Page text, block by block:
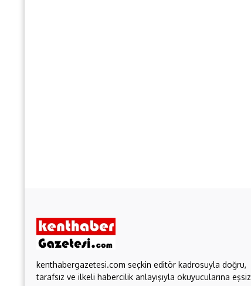
kenthabergazetesi.com seçkin editör kadrosuyla doğru,
tarafsız ve ilkeli habercilik anlayışıyla okuyucularına eşsiz